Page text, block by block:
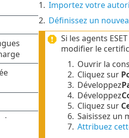
1. Importez votre
2. Définissez un
Si les agents
modifier le
1. Ouvrir la
2. Cliquez sur
3. Développez
4. Développez
5. Cliquez sur
6. Saisissez un
7. Attribuez